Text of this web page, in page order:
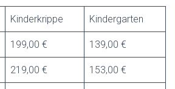
C
Kinderkrippe Kindergarten
199,00 € 139,00 €
219,00 € 153,00 €